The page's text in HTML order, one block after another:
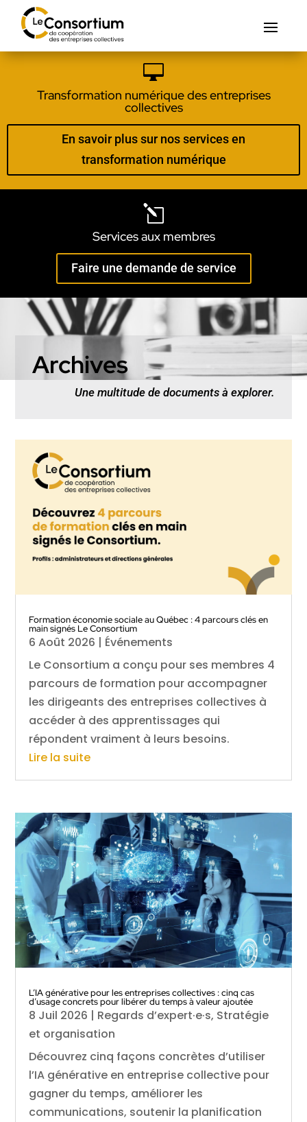

Transformation numérique des entreprises
collectives
En savoir plus sur nos services en
transformation numérique
l
Services aux membres
Faire une demande de service
Archives
Une multitude de documents à explorer.
Formation économie sociale au Québec : 4 parcours clés en
main signés Le Consortium
6 Août 2026 | Événements
Le Consortium a conçu pour ses membres 4
parcours de formation pour accompagner
les dirigeants des entreprises collectives à
accéder à des apprentissages qui
répondent vraiment à leurs besoins.
Lire la suite
L’IA générative pour les entreprises collectives : cinq cas
d’usage concrets pour libérer du temps à valeur ajoutée
8 Juil 2026 | Regards d’expert·e·s, Stratégie
et organisation
Découvrez cinq façons concrètes d’utiliser
l’IA générative en entreprise collective pour
gagner du temps, améliorer les
communications, soutenir la planification